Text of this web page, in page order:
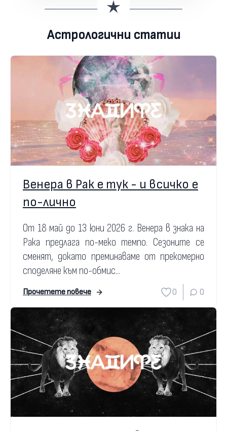
Астрологични статии
Венера в Рак е тук - и всичко е
по-лично
От 18 май до 13 юни 2026 г. Венера в знака на
Рака предлага по-меко темпо. Сезоните се
сменят, докато преминаваме от прекомерно
споделяне към по-обмис...
Прочетете повече 0 0